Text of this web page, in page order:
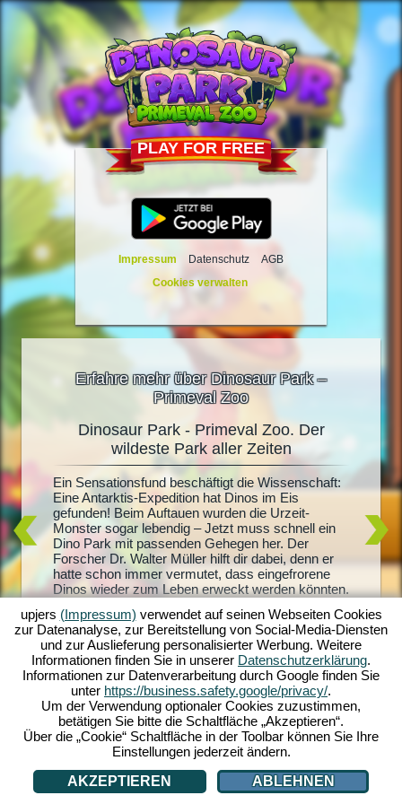
PLAY FOR FREE
Impressum Datenschutz
AGB
Cookies verwalten
Erfahre mehr über Dinosaur Park –
Primeval Zoo
Dino-
eigene
Dinosaur Park - Primeval Zoo. Der
wildeste Park aller Zeiten
Ein Sensationsfund beschäftigt die Wissenschaft:
Eine Antarktis-Expedition hat Dinos im Eis
gefunden! Beim Auftauen wurden die Urzeit-
Monster sogar lebendig – Jetzt muss schnell ein
Dino Park mit passenden Gehegen her. Der
Forscher Dr. Walter Müller hilft dir dabei, denn er
hatte schon immer vermutet, dass eingefrorene
Dinos wieder zum Leben erweckt werden könnten.
verschwundenen Frau? Starte jetzt ins Urzeit-
Abenteuer mit Dinosaur Park: Primeval Zoo!
aller
jeder
und
dann
Park
kannst
upjers (Impressum) verwendet auf seinen Webseiten Cookies
zur Datenanalyse, zur Bereitstellung von Social-Media-Diensten
und zur Auslieferung personalisierter Werbung. Weitere
Informationen finden Sie in unserer Datenschutzerklärung.
Informationen zur Datenverarbeitung durch Google finden Sie
unter https://business.safety.google/privacy/.
Um der Verwendung optionaler Cookies zuzustimmen,
betätigen Sie bitte die Schaltfläche „Akzeptieren“.
Über die „Cookie“ Schaltfläche in der Toolbar können Sie Ihre
Einstellungen jederzeit ändern.
AKZEPTIEREN
ABLEHNEN